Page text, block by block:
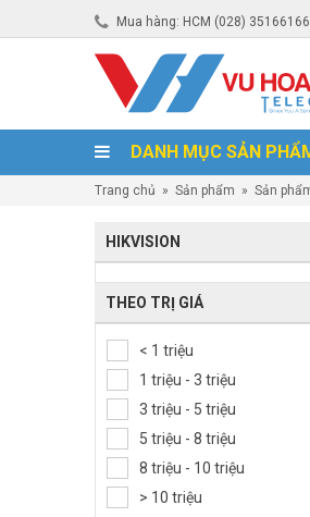
Mua hàng: HCM (028)
DANH MỤC SẢN
Trang chủ » Sản phẩm » Sản
HIKVISION
THEO TRỊ GIÁ
< 1 triệu
1 triệu - 3 triệu
3 triệu - 5 triệu
5 triệu - 8 triệu
8 triệu - 10 triệu
> 10 triệu